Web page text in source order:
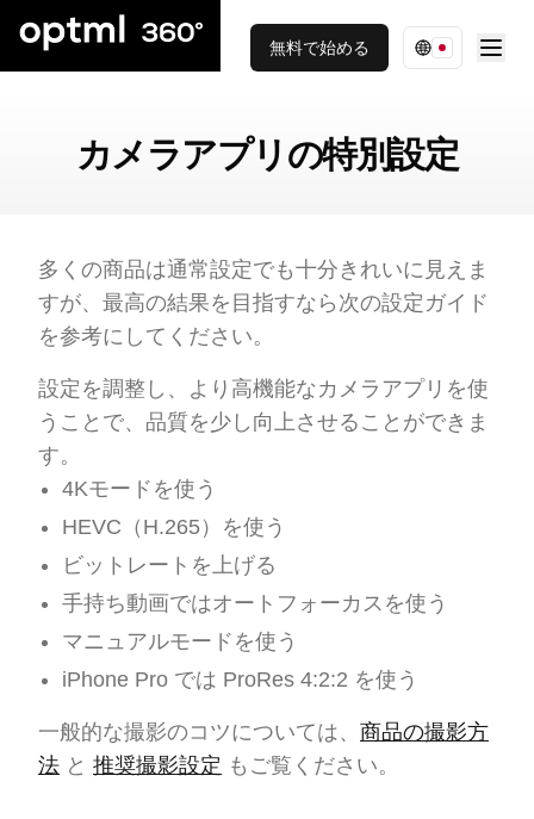
無料で始める
カメラアプリの特別設定
多くの商品は通常設定でも十分きれいに見えま
すが、最高の結果を目指すなら次の設定ガイド
を参考にしてください。
設定を調整し、より高機能なカメラアプリを使
うことで、品質を少し向上させることができま
す。
4Kモードを使う
HEVC（H.265）を使う
ビットレートを上げる
手持ち動画ではオートフォーカスを使う
マニュアルモードを使う
iPhone Pro では ProRes 4:2:2 を使う
一般的な撮影のコツについては、 商品の撮影方
法 と 推奨撮影設定 もご覧ください。